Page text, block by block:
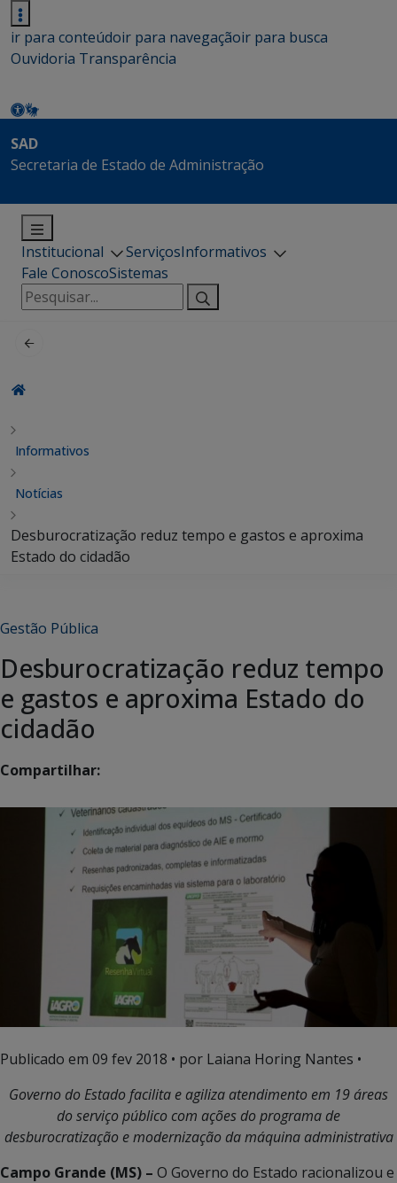
ir para conteúdoir para navegaçãoir para busca
Ouvidoria Transparência
SAD
Secretaria de Estado de Administração
Institucional ServiçosInformativos
Fale ConoscoSistemas
Pesquisar
por:
Informativos
Notícias
Desburocratização reduz tempo e gastos e aproxima
Estado do cidadão
Gestão Pública
Desburocratização reduz tempo
e gastos e aproxima Estado do
cidadão
Compartilhar:
Publicado em 09 fev 2018 • por Laiana Horing Nantes •
Governo do Estado facilita e agiliza atendimento em 19 áreas
do serviço público com ações do programa de
desburocratização e modernização da máquina administrativa
Campo Grande (MS) – O Governo do Estado racionalizou e